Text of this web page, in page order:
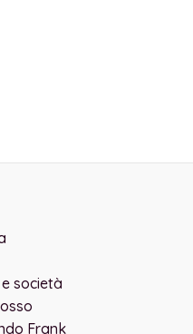
società
Frank